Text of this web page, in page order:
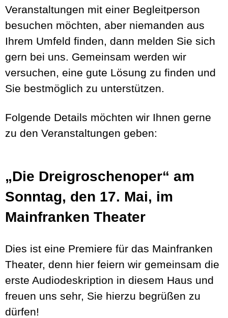
Veranstaltungen mit einer Begleitperson
besuchen möchten, aber niemanden aus
Ihrem Umfeld finden, dann melden Sie sich
gern bei uns. Gemeinsam werden wir
versuchen, eine gute Lösung zu finden und
Sie bestmöglich zu unterstützen.
Folgende Details möchten wir Ihnen gerne
zu den Veranstaltungen geben:
„Die Dreigroschenoper“ am
Sonntag, den 17. Mai, im
Mainfranken Theater
Dies ist eine Premiere für das Mainfranken
Theater, denn hier feiern wir gemeinsam die
erste Audiodeskription in diesem Haus und
freuen uns sehr, Sie hierzu begrüßen zu
dürfen!